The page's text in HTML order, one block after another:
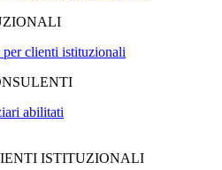
clienti istituzionali
abilitati
ISTITUZIONALI